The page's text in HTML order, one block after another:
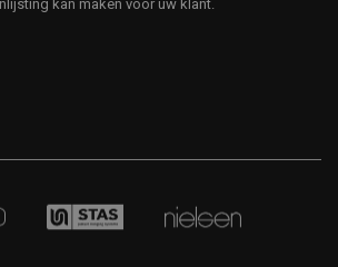
kan maken voor uw klant.